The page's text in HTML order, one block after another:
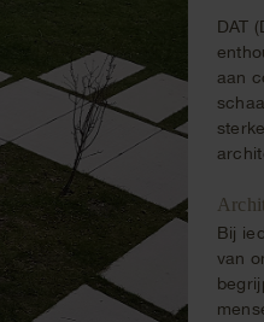
DAT
aan
Bij
van